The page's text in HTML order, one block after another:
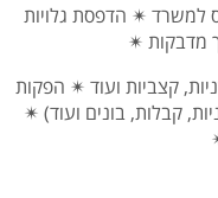
למשרד ✴ הדפסת גלויות
מדבקות ✴
קצביות ועוד ✴ הפקות
קבלות, בונים ועוד) ✴